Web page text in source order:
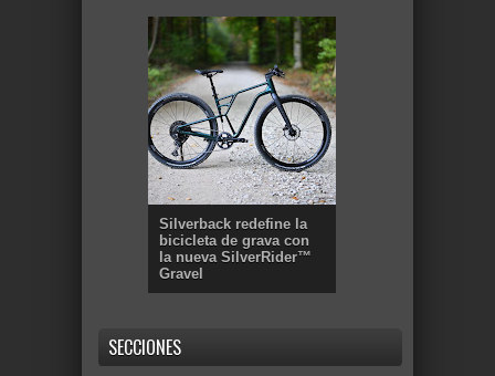
Silverback redefine la
bicicleta de grava con
la nueva SilverRider™
Gravel
SECCIONES